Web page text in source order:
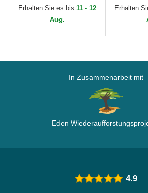
New Era
Erhalten Sie es bis 11 - 12
Aug.
Erhalten
In Zusammenarbeit mit
Eden
4.9